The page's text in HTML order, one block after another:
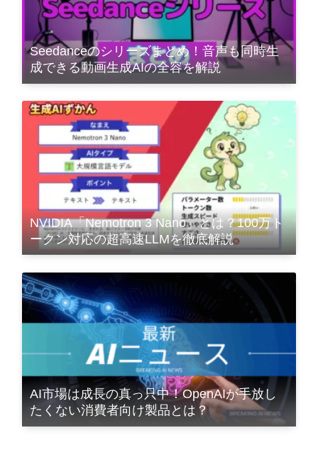
Seedanceのシリーズまとめ！音声も同時生
成できる動画生成AIの全容を解説
NVIDIA「Nemotron 3 Nano」とは？100万ト
ークン対応の超高速LLMを徹底解説
AI市場は成長の真っ只中！OpenAIが手放し
たくない消費者向け製品とは？